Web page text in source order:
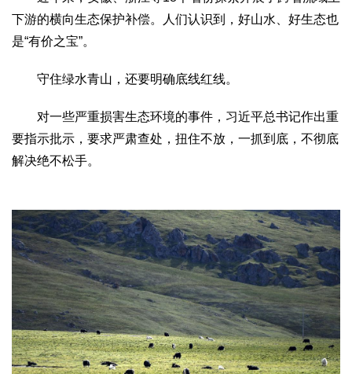
下游的横向生态保护补偿。人们认识到，好山水、好生态也
是“有价之宝”。
守住绿水青山，还要明确底线红线。
对一些严重损害生态环境的事件，习近平总书记作出重
要指示批示，要求严肃查处，扭住不放，一抓到底，不彻底
解决绝不松手。